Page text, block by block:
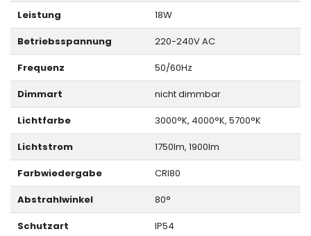
Leistung
18W
Betriebsspannung
220-240V AC
Frequenz
50/60Hz
Dimmart
nicht dimmbar
Lichtfarbe
3000°K, 4000°K, 5700°K
Lichtstrom
1750lm, 1900lm
Farbwiedergabe
CRI80
Abstrahlwinkel
80°
Schutzart
IP54